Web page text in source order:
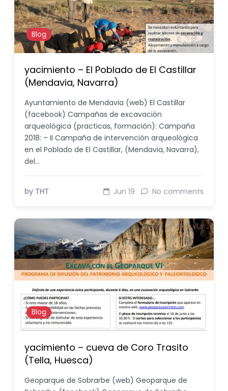
Blog
yacimiento – El Poblado de El Castillar
(Mendavia, Navarra)
Ayuntamiento de Mendavia (web) El Castillar
(facebook) Campañas de excavación
arqueológica (practicas, formación): Campaña
2018: – II Campaña de intervención arqueológica
en el Poblado de El Castillar, (Mendavia, Navarra),
del…
by THT Jun 19 No comments
Blog
yacimiento – cueva de Coro Trasito
(Tella, Huesca)
Geoparque de Sobrarbe (web) Geoparque de